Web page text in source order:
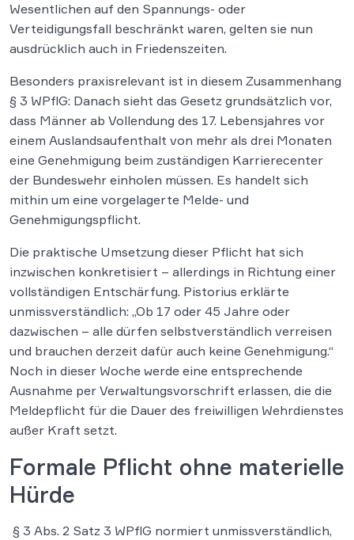
Wesentlichen auf den Spannungs- oder
Verteidigungsfall beschränkt waren, gelten sie nun
ausdrücklich auch in Friedenszeiten.
Besonders praxisrelevant ist in diesem Zusammenhang
§ 3 WPflG: Danach sieht das Gesetz grundsätzlich vor,
dass Männer ab Vollendung des 17. Lebensjahres vor
einem Auslandsaufenthalt von mehr als drei Monaten
eine Genehmigung beim zuständigen Karrierecenter
der Bundeswehr einholen müssen. Es handelt sich
mithin um eine vorgelagerte Melde- und
Genehmigungspflicht.
Die praktische Umsetzung dieser Pflicht hat sich
inzwischen konkretisiert – allerdings in Richtung einer
vollständigen Entschärfung. Pistorius erklärte
unmissverständlich: „Ob 17 oder 45 Jahre oder
dazwischen – alle dürfen selbstverständlich verreisen
und brauchen derzeit dafür auch keine Genehmigung.“
Noch in dieser Woche werde eine entsprechende
Ausnahme per Verwaltungsvorschrift erlassen, die die
Meldepflicht für die Dauer des freiwilligen Wehrdienstes
außer Kraft setzt.
Formale Pflicht ohne materielle
Hürde
§ 3 Abs. 2 Satz 3 WPflG normiert unmissverständlich,